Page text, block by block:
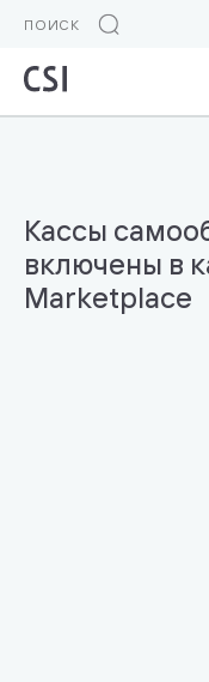
Кассы
включены в
Marketplace